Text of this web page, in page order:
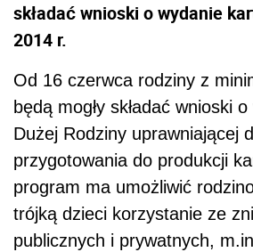
składać wnioski o wydanie
2014 r.
Od 16 czerwca rodziny z
będą mogły składać wnioski
Dużej Rodziny uprawniającej
przygotowania do produkcji
program ma umożliwić
trójką dzieci korzystanie ze
publicznych i prywatnych,